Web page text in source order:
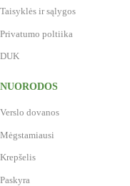
Taisyklės ir sąlygos
Privatumo poltiika
DUK
NUORODOS
Verslo dovanos
Mėgstamiausi
Krepšelis
Paskyra